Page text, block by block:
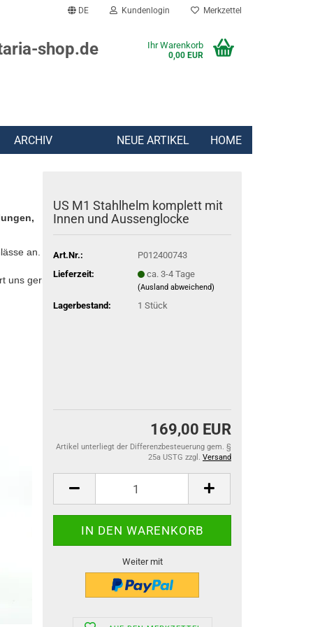
DE Kundenlogin Merkzettel
shop.de Ihr Warenkorb
0,00 EUR
ARCHIV NEUE ARTIKEL HOME
an.
uns gern:
US M1 Stahlhelm komplett mit
Innen und Aussenglocke
Art.Nr.:
P012400743
Lieferzeit:
ca. 3-4 Tage
(Ausland abweichend)
Lagerbestand: 1Stück
169,00 EUR
Artikel unterliegt der Differenzbesteuerung gem. §
25a USTG zzgl. Versand
Weiter mit